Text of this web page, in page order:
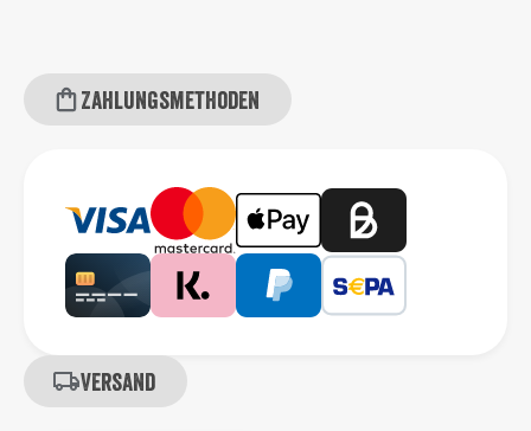
Zahlungsmethoden
Versand